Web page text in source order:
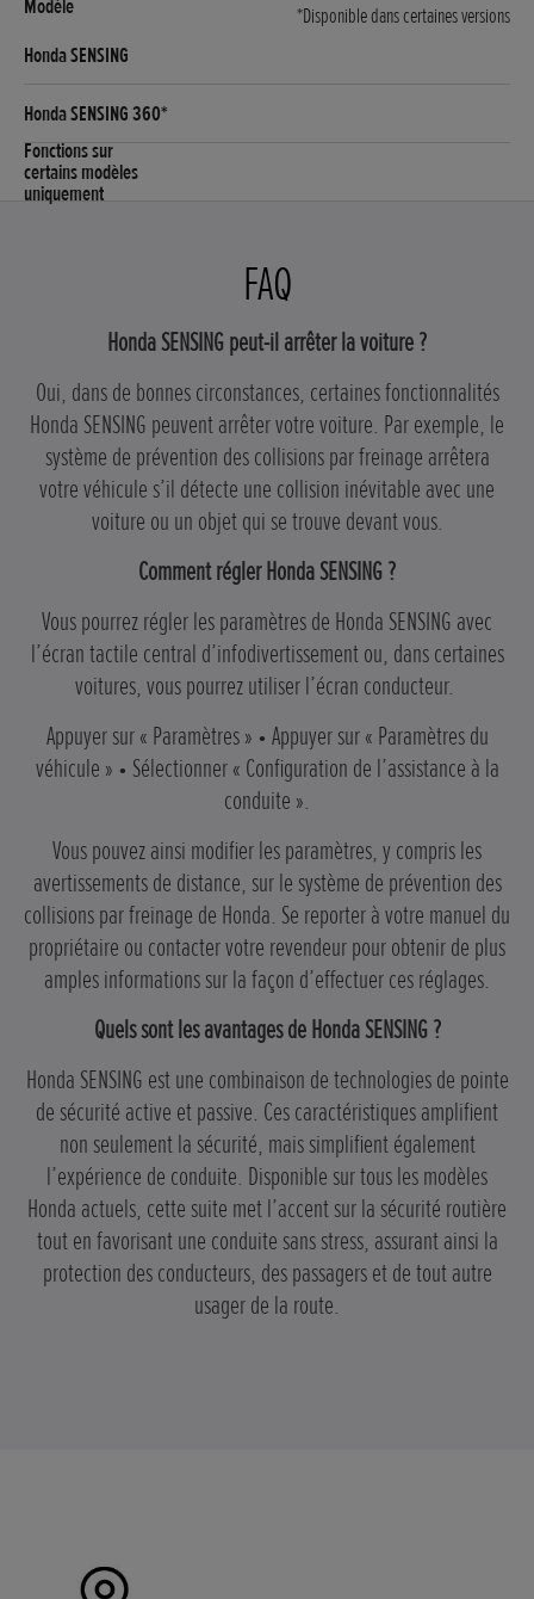
*Disponible dans certaines versions
FAQ
Honda SENSING peut-il arrêter la voiture ?
Oui, dans de bonnes circonstances, certaines fonctionnalités
Honda SENSING peuvent arrêter votre voiture. Par exemple, le
système de prévention des collisions par freinage arrêtera
votre véhicule s’il détecte une collision inévitable avec une
voiture ou un objet qui se trouve devant vous.
Comment régler Honda SENSING ?
Vous pourrez régler les paramètres de Honda SENSING avec
l’écran tactile central d’infodivertissement ou, dans certaines
voitures, vous pourrez utiliser l’écran conducteur.
Appuyer sur « Paramètres » • Appuyer sur « Paramètres du
véhicule » • Sélectionner « Configuration de l’assistance à la
conduite ».
Vous pouvez ainsi modifier les paramètres, y compris les
avertissements de distance, sur le système de prévention des
collisions par freinage de Honda. Se reporter à votre manuel du
propriétaire ou contacter votre revendeur pour obtenir de plus
amples informations sur la façon d’effectuer ces réglages.
Quels sont les avantages de Honda SENSING ?
Honda SENSING est une combinaison de technologies de pointe
de sécurité active et passive. Ces caractéristiques amplifient
non seulement la sécurité, mais simplifient également
l’expérience de conduite. Disponible sur tous les modèles
Honda actuels, cette suite met l’accent sur la sécurité routière
tout en favorisant une conduite sans stress, assurant ainsi la
protection des conducteurs, des passagers et de tout autre
usager de la route.